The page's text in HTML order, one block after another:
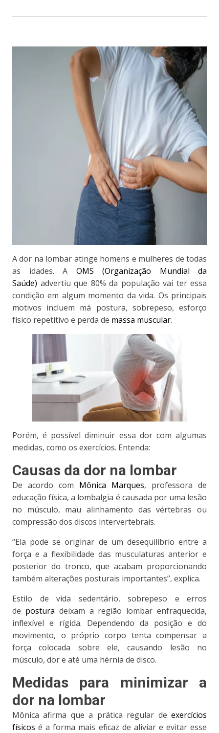
A dor na lombar atinge homens e mulheres de todas
as idades. A OMS (Organização Mundial da
Saúde) advertiu que 80% da população vai ter essa
condição em algum momento da vida. Os principais
motivos incluem má postura, sobrepeso, esforço
físico repetitivo e perda de massa muscular.
Porém, é possível diminuir essa dor com algumas
medidas, como os exercícios. Entenda:
Causas da dor na lombar
De acordo com Mônica Marques, professora de
educação física, a lombalgia é causada por uma lesão
no músculo, mau alinhamento das vértebras ou
compressão dos discos intervertebrais.
“Ela pode se originar de um desequilíbrio entre a
força e a flexibilidade das musculaturas anterior e
posterior do tronco, que acabam proporcionando
também alterações posturais importantes”, explica.
Estilo de vida sedentário, sobrepeso e erros
de postura deixam a região lombar enfraquecida,
inflexível e rígida. Dependendo da posição e do
movimento, o próprio corpo tenta compensar a
força colocada sobre ele, causando lesão no
músculo, dor e até uma hérnia de disco.
Medidas para minimizar a
dor na lombar
Mônica afirma que a prática regular de exercícios
físicos é a forma mais eficaz de aliviar e evitar esse